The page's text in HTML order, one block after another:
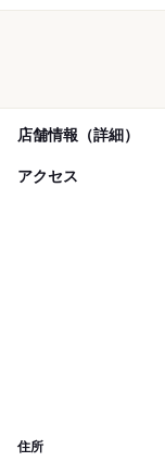
店舗情報（詳細）
アクセス
住所